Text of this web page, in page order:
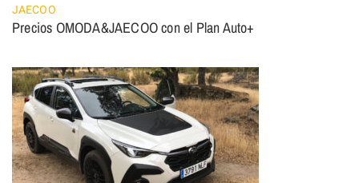
JAECOO
Precios OMODA&JAECOO con el Plan Auto+